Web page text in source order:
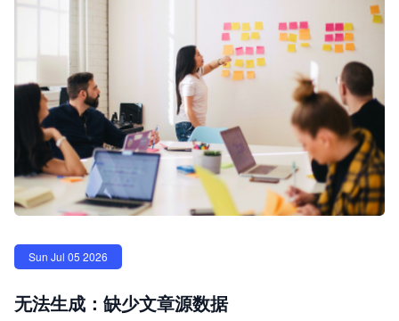
Sun Jul 05 2026
无法生成：缺少文章源数据